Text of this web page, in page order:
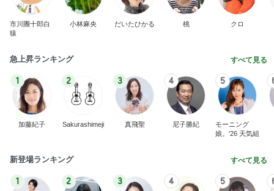
市川團十郎白
猿
小林麻央 だいたひかる 桃 クロ
急上昇ランキング すべて見る
1
加藤紀子
2
Sakurashimeji
3
真飛聖
4
尼子勝紀
5
モーニング
娘。'26 天気組
新登場ランキング すべて見る
1 2 3 4 5